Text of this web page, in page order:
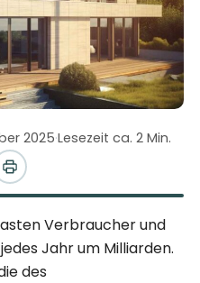
2025·Lesezeit ca. 2 Min.
Verbraucher und
Jahr um Milliarden.
des